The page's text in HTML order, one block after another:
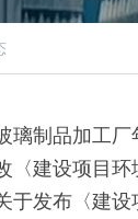
璃制品加工
〈建设项目
于发布〈建